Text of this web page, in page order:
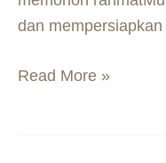
dan mempersiapkan
Read More »